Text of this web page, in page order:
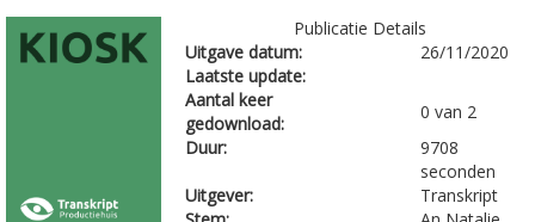
Publicatie Details
Uitgave datum:
26/11/2020
Laatste update:
Aantal keer
gedownload:
0 van 2
Duur:
9708
seconden
Uitgever:
Transkript